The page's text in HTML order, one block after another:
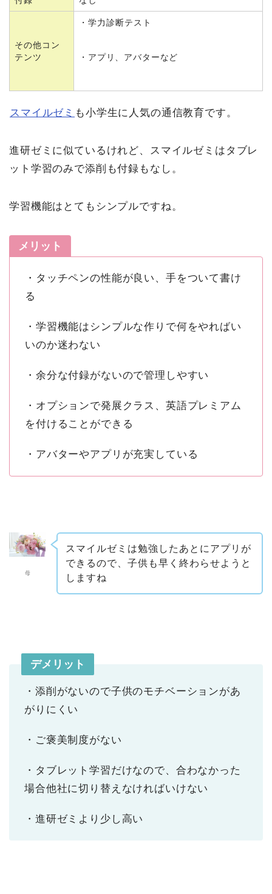
その他コン
テンツ
・学力診断テスト
・アプリ、アバターなど
スマイルゼミ も小学生に人気の通信教育です。
進研ゼミに似ているけれど、スマイルゼミはタブレ
ット学習のみで添削も付録もなし。
学習機能はとてもシンプルですね。
メリット
・タッチペンの性能が良い、手をついて書け
る
・学習機能はシンプルな作りで何をやればい
いのか迷わない
・余分な付録がないので管理しやすい
・オプションで発展クラス、英語プレミアム
を付けることができる
・アバターやアプリが充実している
母
スマイルゼミは勉強したあとにアプリが
できるので、子供も早く終わらせようと
しますね
デメリット
・添削がないので子供のモチベーションがあ
がりにくい
・ご褒美制度がない
・タブレット学習だけなので、合わなかった
場合他社に切り替えなければいけない
・進研ゼミより少し高い